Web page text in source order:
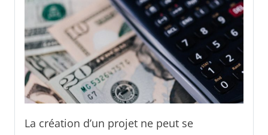
La création d’un projet ne peut se